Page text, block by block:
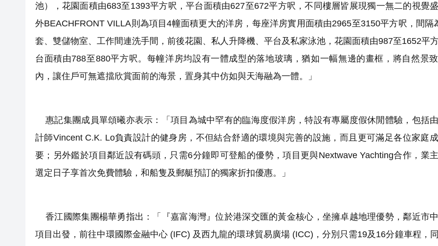
池），花園面積由683至1393平方呎，平台面積由627至672平方呎，不同樓層皆展現獨一無二的視覺
外BEACHFRONT VILLA則為項目4幢面積更大的洋房，每座洋房實用面積由2965至3150平方呎，間隔
套、雙儲物室、工作間連洗手間，前後花園、私人升降機、平台及私家泳池，花園面積由987至1652平
台面積由788至880平方呎。每幢洋房均設有一體成型的落地玻璃，猶如一幅無邊的畫框，將自然景
內，讓住戶可無遮擋欣賞面前的海景，置身其中仿如與天海融為一體。」
惠記集團成員單頌曦亦表示：「項目為城中罕有的臨海度假洋房，特設有專屬度假休閒體驗，包括
計師Vincent C.K. Lo負責設計的健身房，不但結合舒適的環境與完善的設施，而且更可滿足各位家庭
要；另外鑑於項目鄰近設有碼頭，只需6分鐘即可登船的優勢，項目更與Nextwave Yachting合作，業
選定日子享首次免費體驗，和船隻及郵艇預訂的獨家折扣優惠。」
香江國際集團楊華勇指出：「『嘉富海灣』位於港深交匯的黃金核心，坐擁卓越地理優勢，鄰近市
項目出發，前往中環國際金融中心 (IFC) 及西九龍的環球貿易廣場 (ICC)，分別只需19及16分鐘車程，